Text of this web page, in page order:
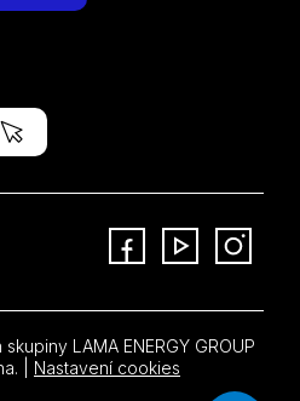
skupiny LAMA ENERGY GROUP
| Nastavení cookies